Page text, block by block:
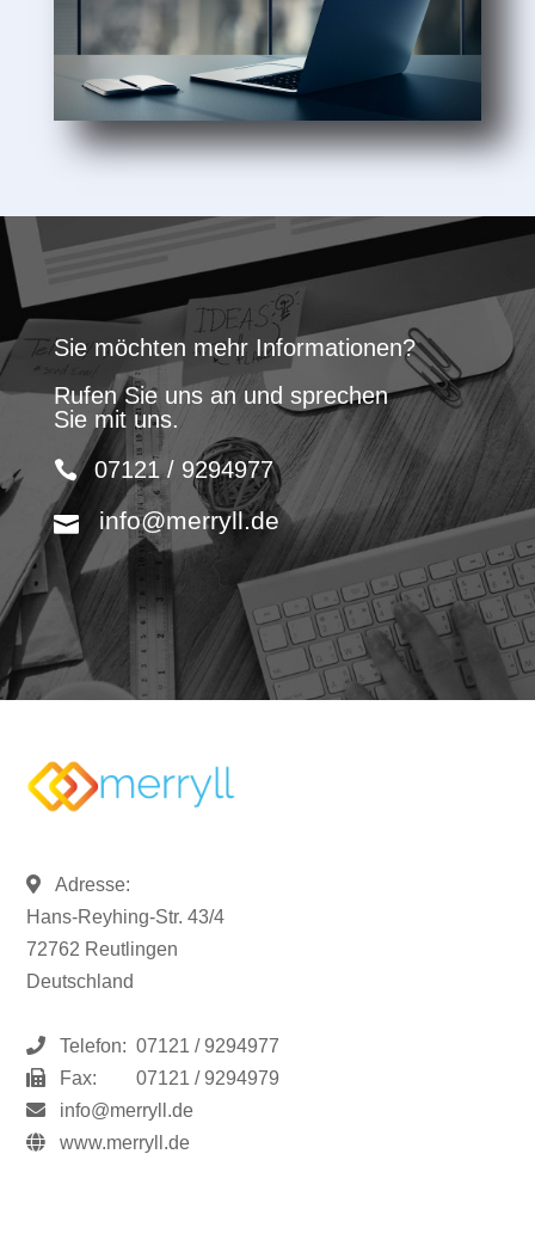
Sie möchten mehr Informationen?
Rufen Sie uns an und sprechen
Sie mit uns.
07121 / 9294977
info@merryll.de
Adresse:
Hans-Reyhing-Str. 43/4
72762 Reutlingen
Deutschland
Telefon: 07121 / 9294977
Fax:
07121 / 9294979
info@merryll.de
www.merryll.de